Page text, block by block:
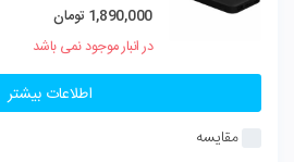
1,890,000 تومان
در انبار موجود نمی باشد
اطلاعات بیشتر
مقایسه